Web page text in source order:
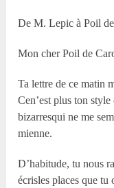
De M. Lepic à Poil
Mon cher Poil de
Ta lettre de ce matin
Cen’est plus ton
bizarresqui ne me
mienne.
D’habitude, tu nous
écrisles places que tu